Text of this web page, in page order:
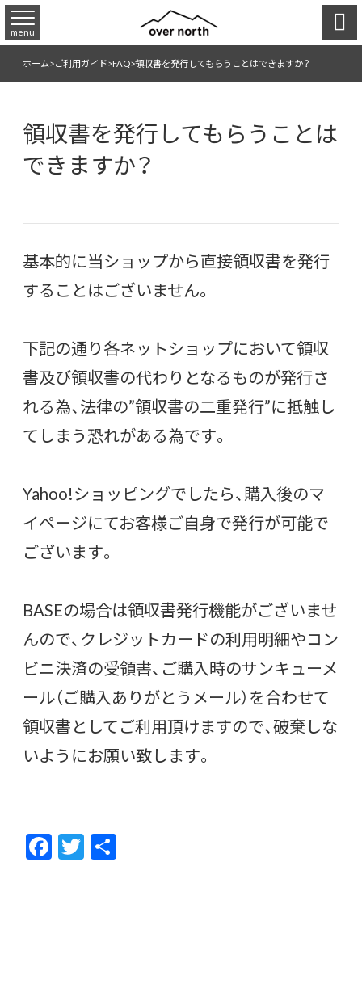
menu 
ホーム>ご利用ガイド>FAQ>領収書を発行してもらうことはできますか？
領収書を発行してもらうことは
できますか？
基本的に当ショップから直接領収書を発行
することはございません。
下記の通り各ネットショップにおいて領収
書及び領収書の代わりとなるものが発行さ
れる為、法律の”領収書の二重発行”に抵触し
てしまう恐れがある為です。
Yahoo!ショッピングでしたら、購入後のマ
イページにてお客様ご自身で発行が可能で
ございます。
BASEの場合は領収書発行機能がございませ
んので、クレジットカードの利用明細やコン
ビニ決済の受領書、ご購入時のサンキューメ
ール（ご購入ありがとうメール）を合わせて
領収書としてご利用頂けますので、破棄しな
いようにお願い致します。
F
ac
T
w